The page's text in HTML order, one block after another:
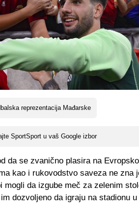
reprezentacija Mađarske
SportSport u vaš Google izbor
da se zvanično plasira na
kao i rukovodstvo saveza ne zna
mogli da izgube meč za zelenim
dozvoljeno da igraju na stadionu